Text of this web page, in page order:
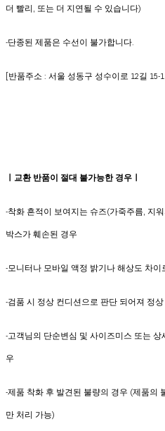
더 빨리, 또는 더 지연될 수 있습니다)
-단종된 제품은 수선이 불가합니다.
[반품주소 : 서울 성동구 성수이로 12길 15-
ㅣ교환 반품이 절대 불가능한 경우ㅣ
-착화 흔적이 보여지는 슈즈(가죽주름, 지
박스가 훼손된 경우
-모니터나 모바일 액정 밝기나 해상도 차
-검품 시 정상 컨디션으로 판단 되어져 정
-고객님의 단순변심 및 사이즈미스 또는
우
-제품 착화 후 발견된 불량의 경우 (제품의
만 처리 가능)